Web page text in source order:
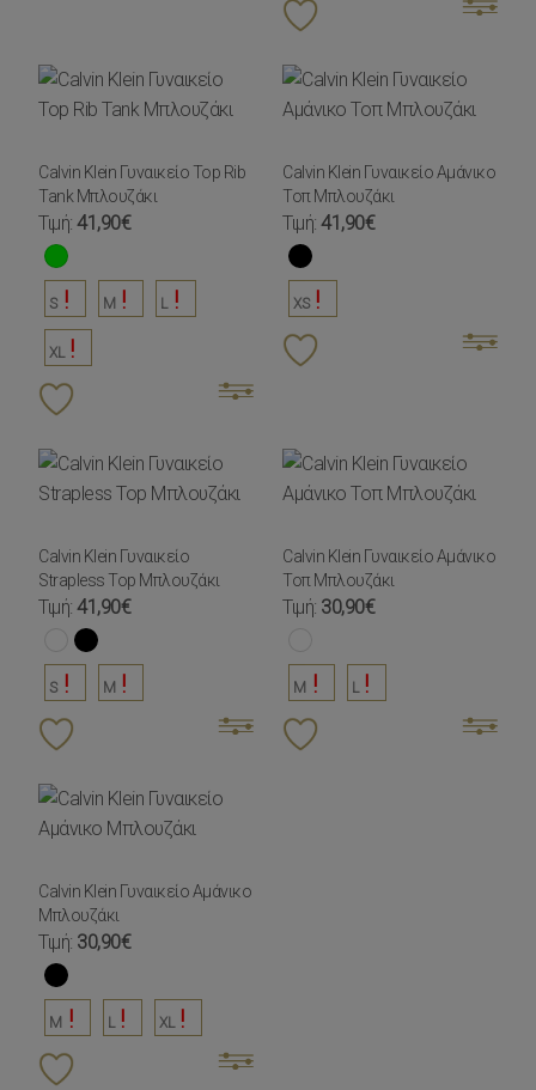
Calvin Klein Γυναικείο Top Rib
Tank Μπλουζάκι
Τιμή: 41,90€
S M L
XL
Calvin Klein Γυναικείο Αμάνικο
Τοπ Μπλουζάκι
Τιμή: 41,90€
XS
Calvin Klein Γυναικείο
Strapless Top Μπλουζάκι
Τιμή: 41,90€
S M
Calvin Klein Γυναικείο Αμάνικο
Τοπ Μπλουζάκι
Τιμή: 30,90€
M L
Calvin Klein Γυναικείο Αμάνικο
Μπλουζάκι
Τιμή: 30,90€
M L XL